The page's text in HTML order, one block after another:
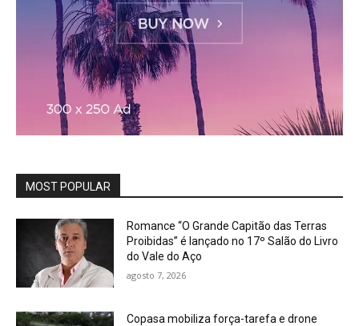
MOST POPULAR
Romance “O Grande Capitão das Terras
Proibidas” é lançado no 17º Salão do Livro
do Vale do Aço
agosto 7, 2026
Copasa mobiliza força-tarefa e drone